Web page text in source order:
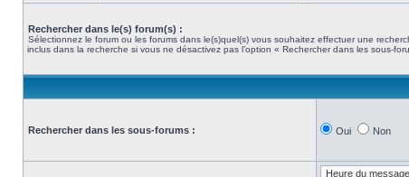
Rechercher dans le(s) forum(s) :
Sélectionnez le forum ou les forums dans le(s)quel(s) vous souhaitez effectuer une
inclus dans la recherche si vous ne désactivez pas l’option « Rechercher dans les sous-
Rechercher dans les sous-forums : Oui Non